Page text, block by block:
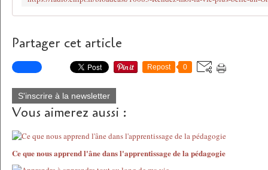
Partager cet article
Repost 0
S'inscrire à la newsletter
Vous aimerez aussi :
Ce que nous apprend l'âne dans l'apprentissage de la pédagogie